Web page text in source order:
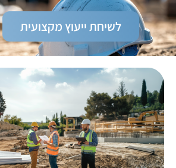
לשיחת ייעוץ מקצועית